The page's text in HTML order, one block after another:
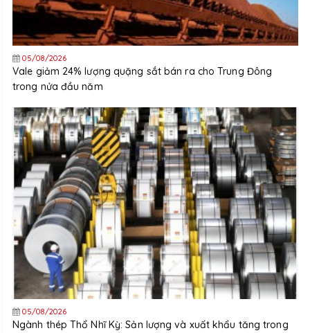
05/08/2026
Vale giảm 24% lượng quặng sắt bán ra cho Trung Đông
trong nửa đầu năm
05/08/2026
Ngành thép Thổ Nhĩ Kỳ: Sản lượng và xuất khẩu tăng trong